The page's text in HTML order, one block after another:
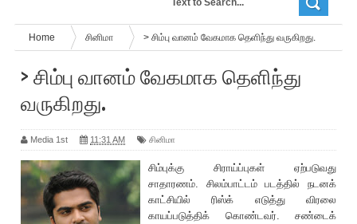
Home சினிமா > சிம்பு வானம் வேகமாக தெ‌ளிந்து வருகிறது.
> சிம்பு வானம் வேகமாக தெ‌ளிந்து
வருகிறது.
Media 1st 11:31 AM சினிமா
சிம்புக்கு சிராய்ப்புகள் ஏற்படுவது
சாதாரணம். ‌சிலம்பாட்டம் படத்தில் நடனக்
காட்சியில் ‌ரிஸ்க் எடுத்து விரலை
காயப்படுத்திக் கொண்டவர். சண்டைக்